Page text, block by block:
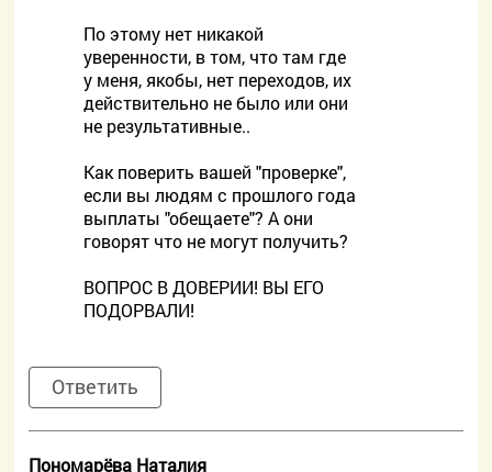
По этому нет никакой
уверенности, в том, что там где
у меня, якобы, нет переходов, их
действительно не было или они
не результативные..
Как поверить вашей "проверке",
если вы людям с прошлого года
выплаты "обещаете"? А они
говорят что не могут получить?
ВОПРОС В ДОВЕРИИ! ВЫ ЕГО
ПОДОРВАЛИ!
Ответить
Пономарёва Наталия